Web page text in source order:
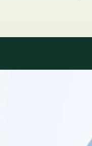
disponíveis